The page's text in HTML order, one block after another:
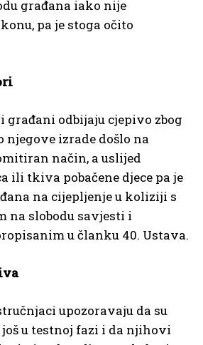
građana iako nije
pa je stoga očito
građani odbijaju cjepivo zbog
njegove izrade došlo na
način, a uslijed
ili tkiva pobačene djece pa je
na cijepljenje u koliziji s
na slobodu savjesti i
u članku 40. Ustava.
upozoravaju da su
u testnoj fazi i da njihovi